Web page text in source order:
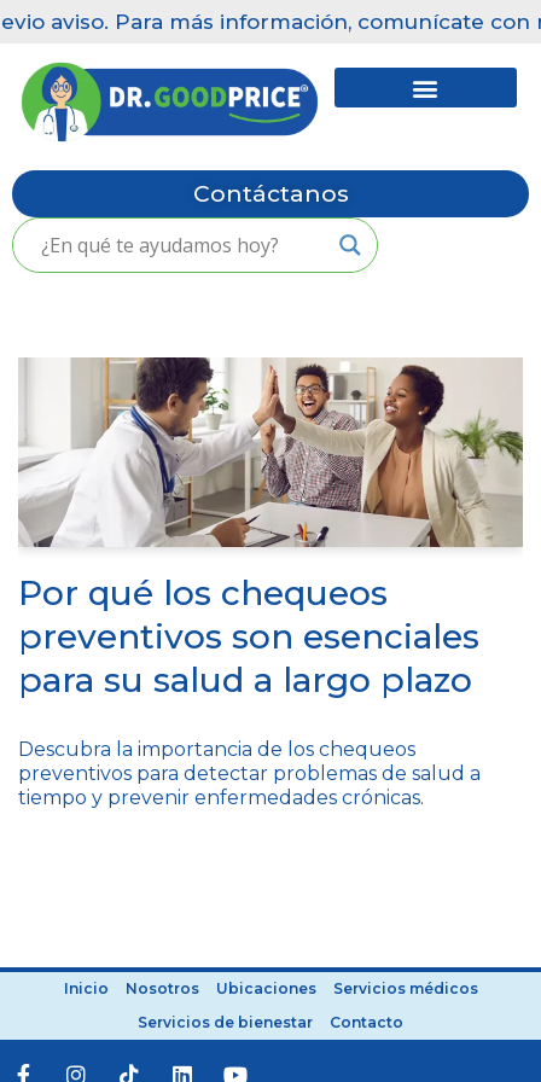
Saltar
al
contenido
aviso. Para más información, comunícate con
Contáctanos
Por qué los chequeos
preventivos son esenciales
para su salud a largo plazo
Descubra la importancia de los chequeos
preventivos para detectar problemas de salud a
tiempo y prevenir enfermedades crónicas.
Inicio Nosotros Ubicaciones
Servicios médicos
Servicios de bienestar
Contacto